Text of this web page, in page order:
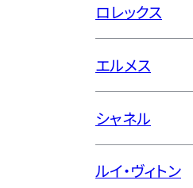
ロレックス
エルメス
シャネル
ルイ・ヴィトン